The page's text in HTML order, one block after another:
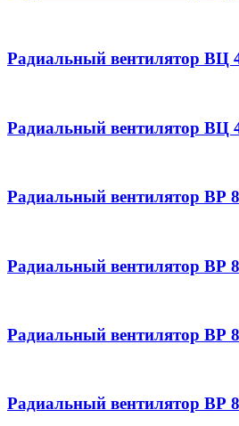
Радиальный вентилятор ВЦ
Радиальный вентилятор ВЦ
Радиальный вентилятор ВР
Радиальный вентилятор ВР
Радиальный вентилятор ВР
Радиальный вентилятор ВР